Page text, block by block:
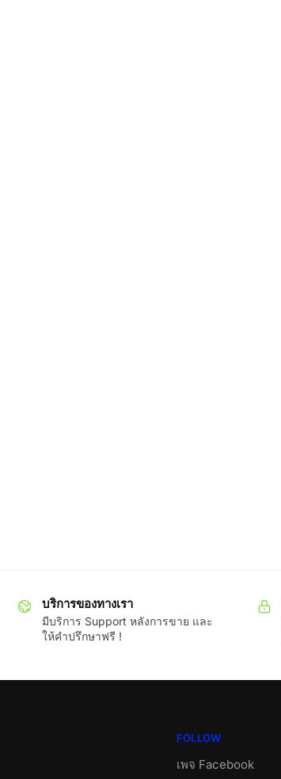
บริการของทางเรา
มีบริการ Support หลังการขาย และ
ให้คำปรึกษาฟรี !
FOLLOW
เพจ Facebook